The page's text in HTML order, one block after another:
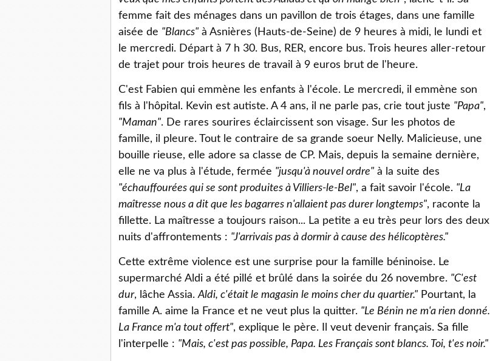
femme fait des ménages dans un pavillon de trois étages, dans une famille
aisée de "Blancs" à Asnières (Hauts-de-Seine) de 9 heures à midi, le lundi et
le mercredi. Départ à 7 h 30. Bus, RER, encore bus. Trois heures aller-retour
de trajet pour trois heures de travail à 9 euros brut de l'heure.
C'est Fabien qui emmène les enfants à l'école. Le mercredi, il emmène son
fils à l'hôpital. Kevin est autiste. A 4 ans, il ne parle pas, crie tout juste "Papa",
"Maman". De rares sourires éclaircissent son visage. Sur les photos de
famille, il pleure. Tout le contraire de sa grande soeur Nelly. Malicieuse, une
bouille rieuse, elle adore sa classe de CP. Mais, depuis la semaine dernière,
elle ne va plus à l'étude, fermée "jusqu'à nouvel ordre" à la suite des
"échauffourées qui se sont produites à Villiers-le-Bel", a fait savoir l'école. "La
maîtresse nous a dit que les bagarres n'allaient pas durer longtemps", raconte la
fillette. La maîtresse a toujours raison... La petite a eu très peur lors des deux
nuits d'affrontements : "J'arrivais pas à dormir à cause des hélicoptères."
Cette extrême violence est une surprise pour la famille béninoise. Le
supermarché Aldi a été pillé et brûlé dans la soirée du 26 novembre. "C'est
dur, lâche Assia.Aldi, c'était le magasin le moins cher du quartier." Pourtant, la
famille A. aime la France et ne veut plus la quitter. "Le Bénin ne m'a rien donné.
La France m'a tout offert", explique le père. Il veut devenir français. Sa fille
l'interpelle : "Mais, c'est pas possible, Papa. Les Français sont blancs. Toi, t'es noir."